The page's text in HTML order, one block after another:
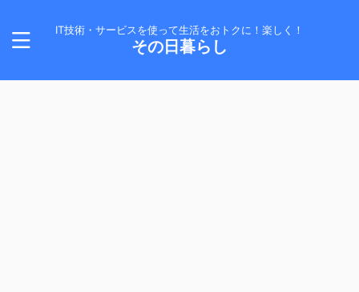
IT技術・サービスを使って生活をおトクに！楽しく！
その日暮らし